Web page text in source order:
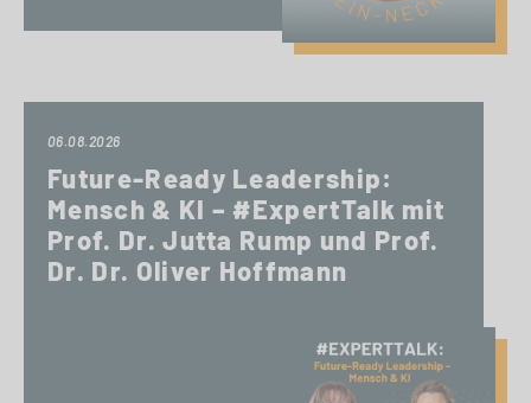
06.08.2026
Future-Ready Leadership:
Mensch & KI – #ExpertTalk mit
Prof. Dr. Jutta Rump und Prof.
Dr. Dr. Oliver Hoffmann